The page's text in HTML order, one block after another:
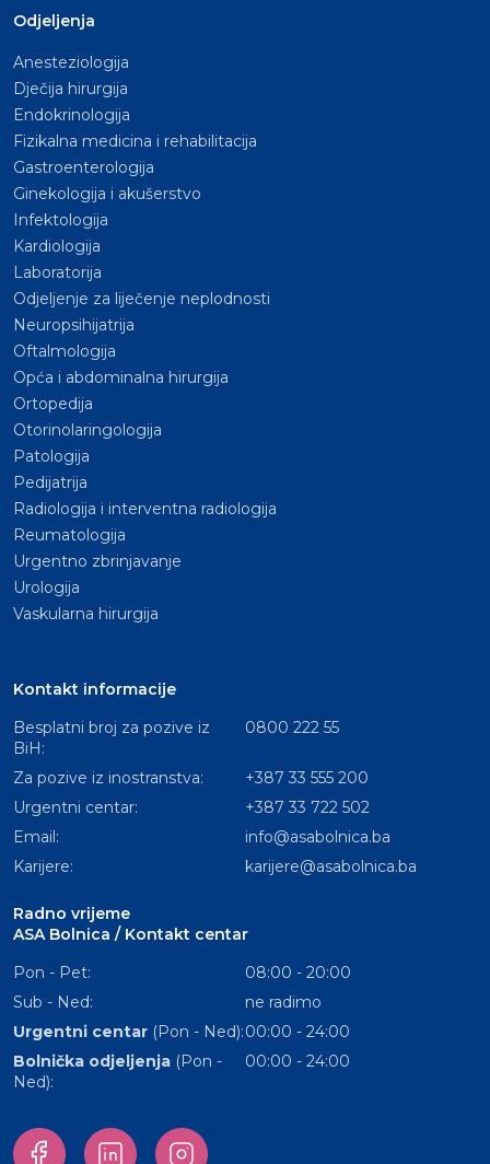
Odjeljenja
Anesteziologija
Dječija hirurgija
Endokrinologija
Fizikalna medicina i rehabilitacija
Gastroenterologija
Ginekologija i akušerstvo
Infektologija
Kardiologija
Laboratorija
Odjeljenje za liječenje neplodnosti
Neuropsihijatrija
Oftalmologija
Opća i abdominalna hirurgija
Ortopedija
Otorinolaringologija
Patologija
Pedijatrija
Radiologija i interventna radiologija
Reumatologija
Urgentno zbrinjavanje
Urologija
Vaskularna hirurgija
Kontakt informacije
Besplatni broj za pozive iz
BiH:
0800 222 55
Za pozive iz inostranstva:
+387 33 555 200
Urgentni centar:
+387 33 722 502
Email:
info@asabolnica.ba
Karijere:
karijere@asabolnica.ba
Radno vrijeme
ASA Bolnica / Kontakt centar
Pon - Pet:
08:00 - 20:00
Sub - Ned:
ne radimo
Urgentni centar (Pon - Ned):00:00 - 24:00
Bolnička odjeljenja (Pon -
Ned):
00:00 - 24:00